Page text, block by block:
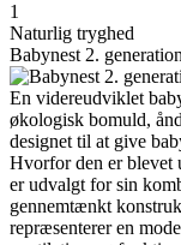
1
Naturlig tryghed
Babynest 2.
En videreudviklet
økologisk bomuld,
designet til at give
Hvorfor den er blevet
er udvalgt for sin
gennemtænkt
repræsenterer en